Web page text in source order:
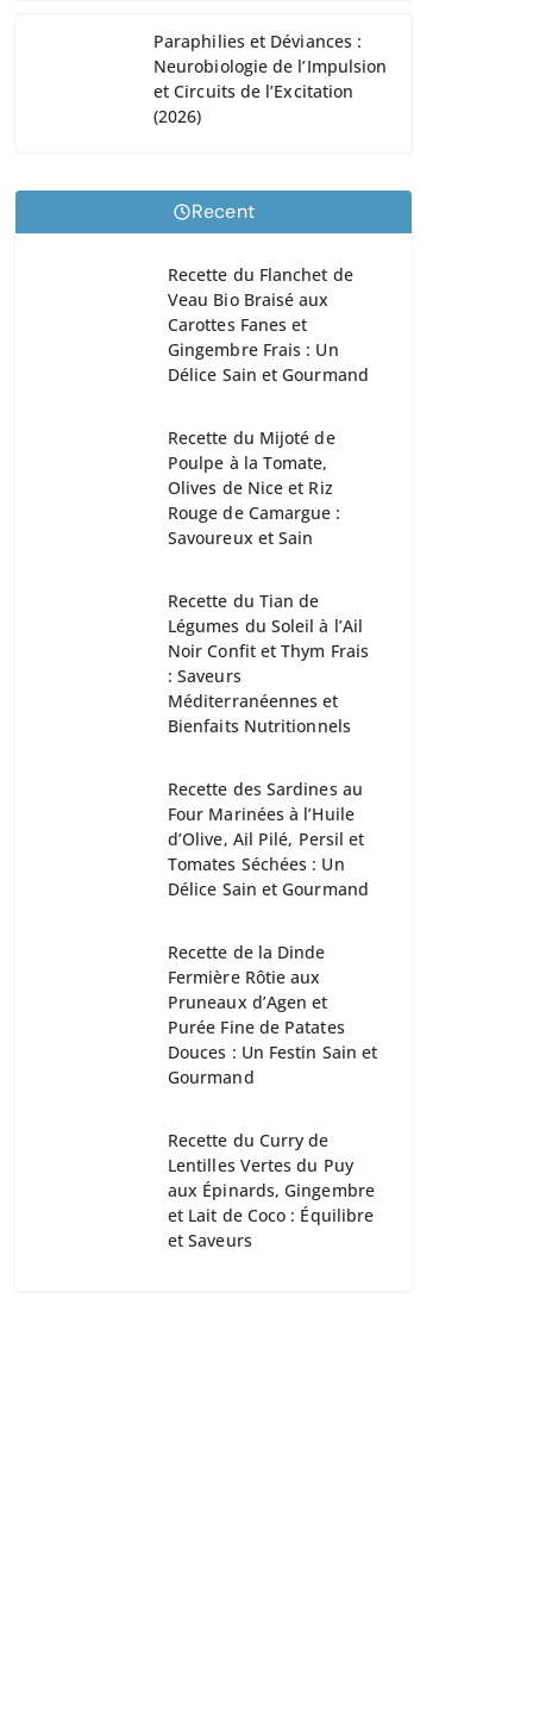
Paraphilies et Déviances :
Neurobiologie de l’Impulsion
et Circuits de l’Excitation
(2026)
Recent
Recette du Flanchet de
Veau Bio Braisé aux
Carottes Fanes et
Gingembre Frais : Un
Délice Sain et Gourmand
Recette du Mijoté de
Poulpe à la Tomate,
Olives de Nice et Riz
Rouge de Camargue :
Savoureux et Sain
Recette du Tian de
Légumes du Soleil à l’Ail
Noir Confit et Thym Frais
: Saveurs
Méditerranéennes et
Bienfaits Nutritionnels
Recette des Sardines au
Four Marinées à l’Huile
d’Olive, Ail Pilé, Persil et
Tomates Séchées : Un
Délice Sain et Gourmand
Recette de la Dinde
Fermière Rôtie aux
Pruneaux d’Agen et
Purée Fine de Patates
Douces : Un Festin Sain et
Gourmand
Recette du Curry de
Lentilles Vertes du Puy
aux Épinards, Gingembre
et Lait de Coco : Équilibre
et Saveurs